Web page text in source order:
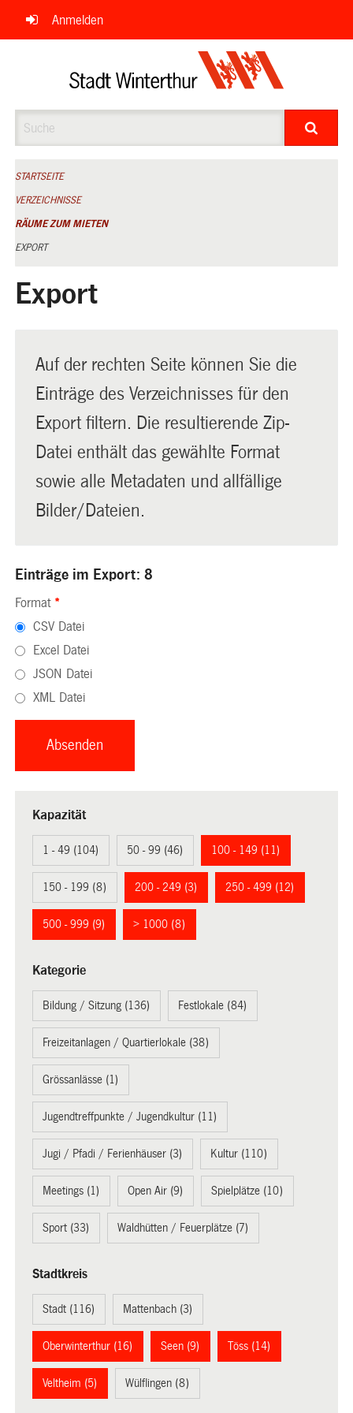
Navigation
überspringen
Anmelden
STARTSEITE
VERZEICHNISSE
RÄUME ZUM MIETEN
EXPORT
Export
Auf der rechten Seite können Sie die
Einträge des Verzeichnisses für den
Export filtern. Die resultierende Zip-
Datei enthält das gewählte Format
sowie alle Metadaten und allfällige
Bilder/Dateien.
Einträge im Export: 8
Format *
CSV Datei
Excel Datei
JSON Datei
XML Datei
Kapazität
1 - 49 (104) 50 - 99 (46) 100 - 149 (11)
150 - 199 (8) 200 - 249 (3) 250 - 499 (12)
500 - 999 (9) > 1000 (8)
Kategorie
Bildung / Sitzung (136) Festlokale (84)
Freizeitanlagen / Quartierlokale (38)
Grössanlässe (1)
Jugendtreffpunkte / Jugendkultur (11)
Jugi / Pfadi / Ferienhäuser (3) Kultur (110)
Meetings (1) Open Air (9) Spielplätze (10)
Sport (33) Waldhütten / Feuerplätze (7)
Stadtkreis
Stadt (116) Mattenbach (3)
Oberwinterthur (16) Seen (9) Töss (14)
Veltheim (5) Wülflingen (8)